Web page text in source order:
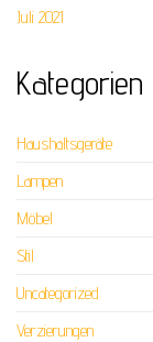
Juli 2021
Kategorien
Haushaltsgeräte
Lampen
Möbel
Stil
Uncategorized
Verzierungen